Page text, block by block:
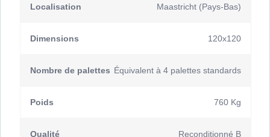
Localisation Maastricht (Pays-Bas)
Dimensions 120x120
Nombre de palettes Équivalent à 4 palettes standards
Poids 760 Kg
Qualité Reconditionné B